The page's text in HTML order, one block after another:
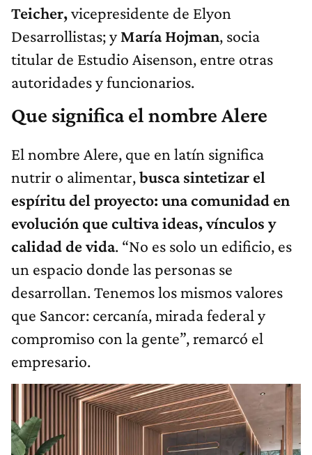
Teicher,vicepresidente de Elyon
Desarrollistas; yMaría Hojman, socia
titular de Estudio Aisenson, entre otras
autoridades y funcionarios.
Que significa el nombre Alere
El nombre Alere, que en latín significa
nutrir o alimentar,busca sintetizar el
espíritu del proyecto: una comunidad en
evolución que cultiva ideas, vínculos y
calidad de vida. “No es solo un edificio, es
un espacio donde las personas se
desarrollan. Tenemos los mismos valores
que Sancor: cercanía, mirada federal y
compromiso con la gente”, remarcó el
empresario.